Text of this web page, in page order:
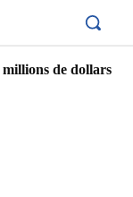
de dollars